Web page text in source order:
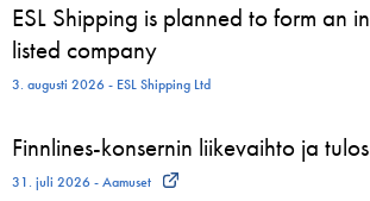
ESL Shipping is planned to form an
listed company
3. augusti 2026 - ESL Shipping Ltd
Finnlines-konsernin liikevaihto ja
31. juli 2026 - Aamuset